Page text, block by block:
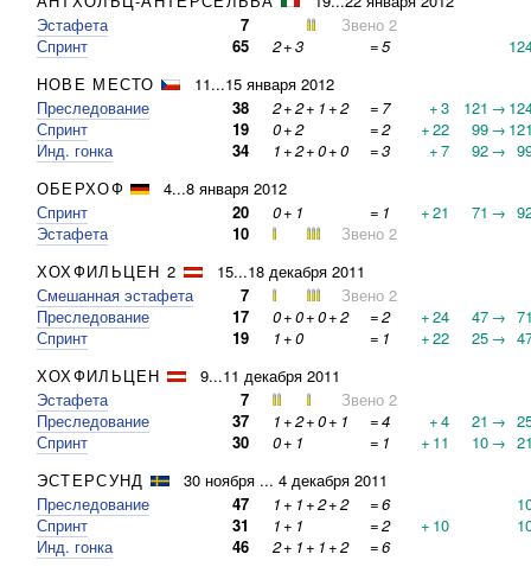
Эстафета
7
Звено 2
Спринт
65 2+3 =5
НОВЕ МЕСТО
11...15 января 2012
Преследование
38 2+2+ 1+2 = 7 +3 121 →
Спринт
19 0+2 =2 +22 99→
Инд. гонка
34 1+2+0+0 =3 +7 92→
ОБЕРХОФ
4...8 января 2012
Спринт
20 0+ 1 = 1 +21 71 →
Эстафета
10
Звено 2
ХОХФИЛЬЦЕН 2
15...18 декабря 2011
Смешанная эстафета
7
Звено 2
Преследование
17 0+0+0+2 =2 +24 47→
Спринт
19 1+0 = 1 +22 25→
ХОХФИЛЬЦЕН
9...11 декабря 2011
Эстафета
7
Звено 2
Преследование
37 1+2+0+ 1 =4 +4 21 →
Спринт
30 0+ 1 = 1 + 11 10→
ЭСТЕРСУНД
30 ноября ... 4 декабря 2011
Преследование
47 1+ 1+2+2 =6
Спринт
31 1+ 1 =2 + 10
Инд. гонка
46 2+ 1+ 1+2 =6